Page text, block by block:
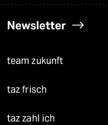
Newsletter
team zukunft
taz frisch
taz zahl ich